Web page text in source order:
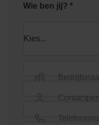
Wie ben jij? *